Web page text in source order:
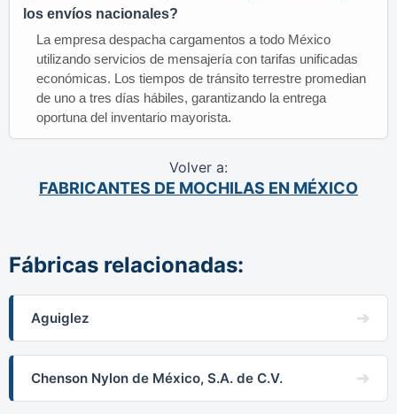
los envíos nacionales?
La empresa despacha cargamentos a todo México
utilizando servicios de mensajería con tarifas unificadas
económicas. Los tiempos de tránsito terrestre promedian
de uno a tres días hábiles, garantizando la entrega
oportuna del inventario mayorista.
Volver a:
FABRICANTES DE MOCHILAS EN MÉXICO
Fábricas relacionadas:
Aguiglez
Chenson Nylon de México, S.A. de C.V.